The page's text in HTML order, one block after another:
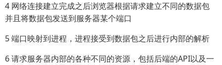
4 网络连接建立完成之后浏览器根据请求建立不同的数据包
并且将数据包发送到服务器某个端口
5 端口映射到进程，进程接受到数据包之后进行内部的解析
6 请求服务器内部的各种不同的资源，包括后端的API以及一